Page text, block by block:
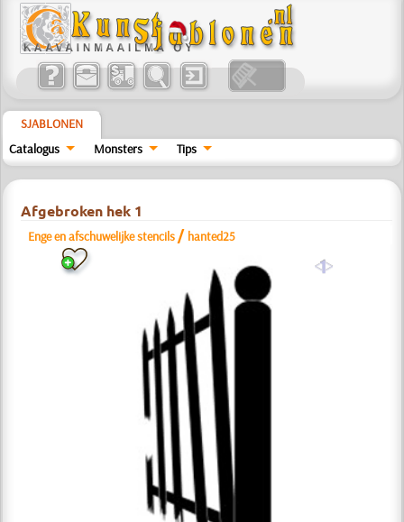
SJABLONEN
Catalogus
Monsters Tips
Afgebroken hek 1
Enge en afschuwelijke stencils / hanted25
a